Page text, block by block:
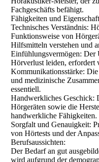
Fachgeschäfts befähigt.
Fähigkeiten und
Technisches Verständnis:
Funktionsweise von
Hilfsmitteln verstehen und
Einfühlungsvermögen: Der
Hörverlust leiden, erfordert
Kommunikationsstärke:
und medizinische
essentiell.
Handwerkliches Geschick:
Hörgeräten sowie die
handwerkliche Fähigkeiten.
Sorgfalt und Genauigkeit:
von Hörtests und der
Berufsaussichten:
Der Bedarf an gut
wird aufgrund der